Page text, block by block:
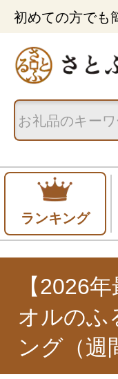
初めての方でも
ランキング
【2026
オルのふ
ング（週